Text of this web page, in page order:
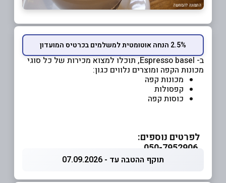
2.5% הנחה אוטומטית למשלמים בכרטיס המועדון
ב- Espresso basel, תוכלו למצוא מכירות של כל סוגי
מכונות הקפה ומוצרים נלווים כגון:
מכונות קפה
קפסולות
כוסות קפה
לפרטים נוספים:
תוקף ההטבה עד - 07.09.2026